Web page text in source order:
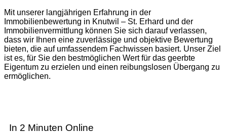
Mit unserer langjährigen Erfahrung in der
Immobilienbewertung in Knutwil – St. Erhard und der
Immobilienvermittlung können Sie sich darauf verlassen,
dass wir Ihnen eine zuverlässige und objektive Bewertung
bieten, die auf umfassendem Fachwissen basiert. Unser Ziel
ist es, für Sie den bestmöglichen Wert für das geerbte
Eigentum zu erzielen und einen reibungslosen Übergang zu
ermöglichen.
In 2 Minuten Online